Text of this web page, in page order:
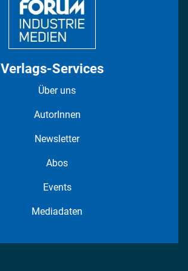
Verlags-Services
Über uns
AutorInnen
Newsletter
Abos
Events
Mediadaten